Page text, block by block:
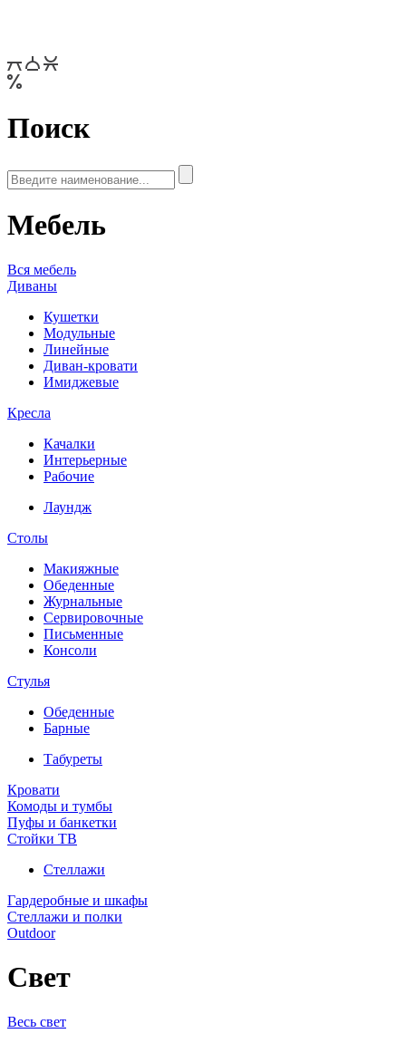
Поиск
Мебель
Вся мебель
Диваны
Кушетки
Модульные
Линейные
Диван-кровати
Имиджевые
Кресла
Качалки
Интерьерные
Рабочие
Лаундж
Столы
Макияжные
Обеденные
Журнальные
Сервировочные
Письменные
Консоли
Стулья
Обеденные
Барные
Табуреты
Кровати
Комоды и тумбы
Пуфы и банкетки
Стойки ТВ
Стеллажи
Гардеробные и шкафы
Стеллажи и полки
Outdoor
Свет
Весь свет